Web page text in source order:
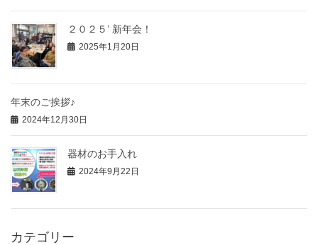
２０２５’ 新年会！
2025年1月20日
年末のご挨拶♪
2024年12月30日
器材のお手入れ
2024年9月22日
カテゴリー